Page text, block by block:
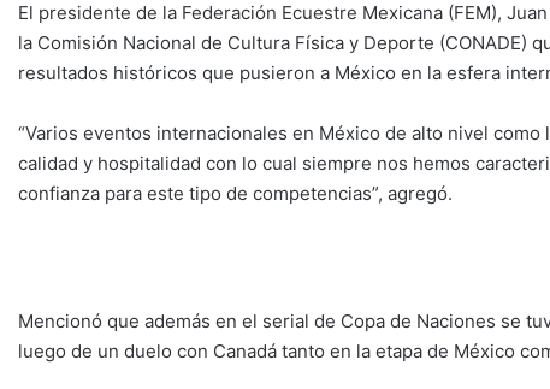
El presidente de la Federación Ecuestre Mexicana (FEM),
la Comisión Nacional de Cultura Física y Deporte (CONADE)
resultados históricos que pusieron a México en la esfera
“Varios eventos internacionales en México de alto nivel
calidad y hospitalidad con lo cual siempre nos hemos
confianza para este tipo de competencias”, agregó.
Mencionó que además en el serial de Copa de Naciones se
luego de un duelo con Canadá tanto en la etapa de México